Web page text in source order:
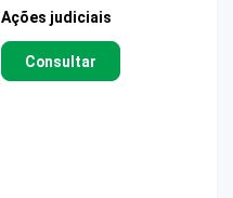
Ações judiciais
Consultar